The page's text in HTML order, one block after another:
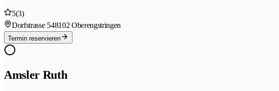
5(3)
Dorfstrasse 548102 Oberengstringen
Termin reservieren
Amsler Ruth